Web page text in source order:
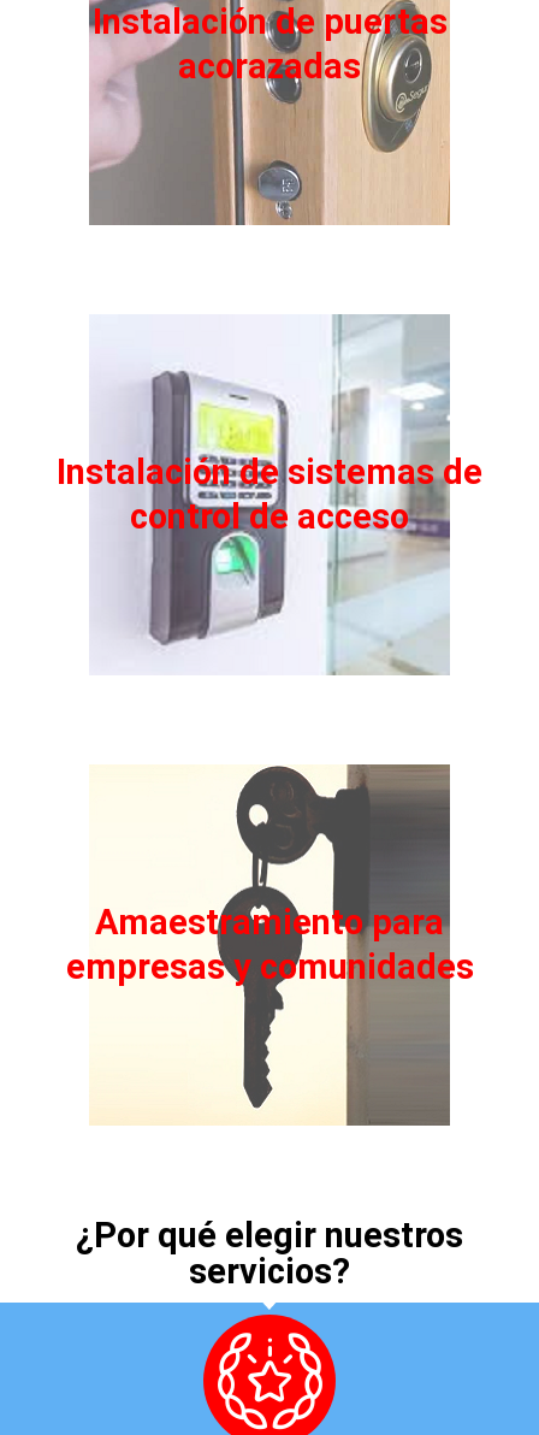
Instalación de puertas
acorazadas
Instalación de sistemas de
control de acceso
Amaestramiento para
empresas y comunidades
¿Por qué elegir nuestros
servicios?